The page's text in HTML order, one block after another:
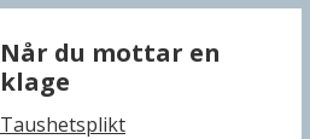
Når du mottar en
klage
Taushetsplikt